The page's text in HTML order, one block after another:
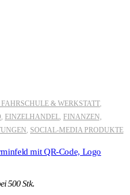
& WERKSTATT,
, EINZELHANDEL, FINANZEN,
, SOCIAL-MEDIA PRODUKTE
mit QR-Code, Logo
500 Stk.